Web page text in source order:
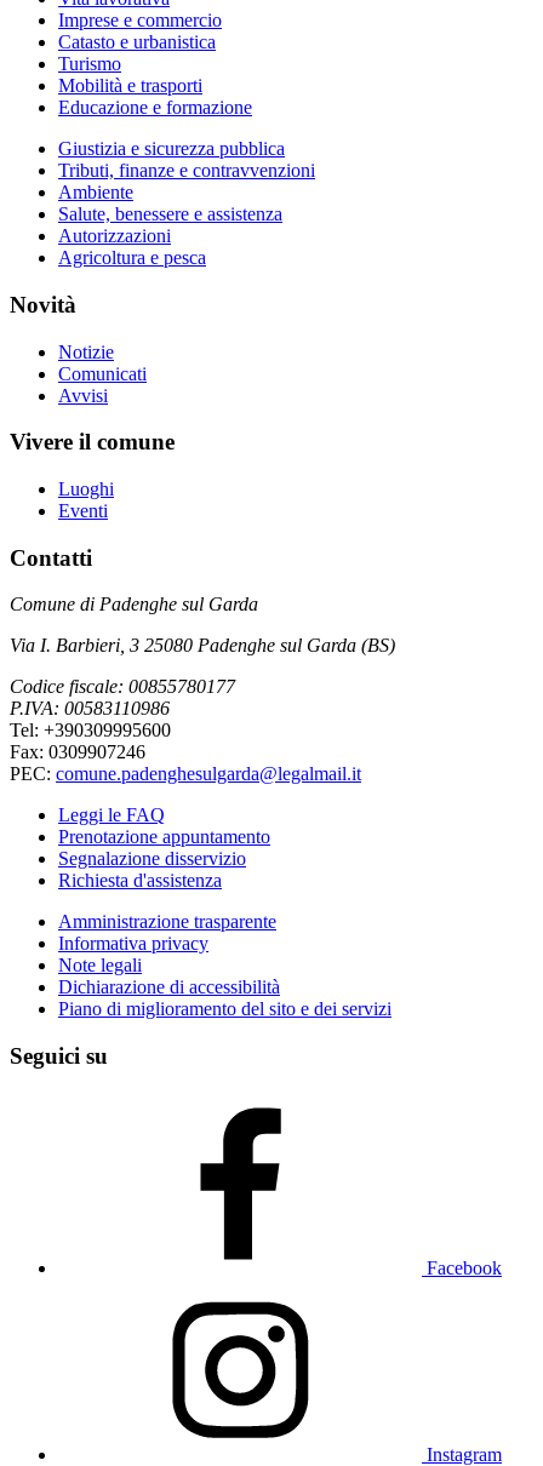
Imprese e commercio
Catasto e urbanistica
Turismo
Mobilità e trasporti
Educazione e formazione
Giustizia e sicurezza pubblica
Tributi, finanze e contravvenzioni
Ambiente
Salute, benessere e assistenza
Autorizzazioni
Agricoltura e pesca
Novità
Notizie
Comunicati
Avvisi
Vivere il comune
Luoghi
Eventi
Contatti
Comune di Padenghe sul Garda
Via I. Barbieri, 3 25080 Padenghe sul Garda (BS)
Codice fiscale: 00855780177
P.IVA: 00583110986
Tel: +390309995600
Fax: 0309907246
PEC: comune.padenghesulgarda@legalmail.it
Leggi le FAQ
Prenotazione appuntamento
Segnalazione disservizio
Richiesta d'assistenza
Amministrazione trasparente
Informativa privacy
Note legali
Dichiarazione di accessibilità
Piano di miglioramento del sito e dei servizi
Seguici su
Facebook
Instagram